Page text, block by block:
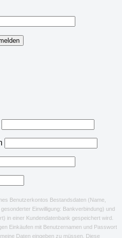
Benutzerkontos Bestandsdaten (Name,
Einwilligung: Bankverbindung) und
in einer Kundendatenbank gespeichert wird.
Einkäufen mit Benutzernamen und Passwort
Daten eingeben zu müssen. Diese